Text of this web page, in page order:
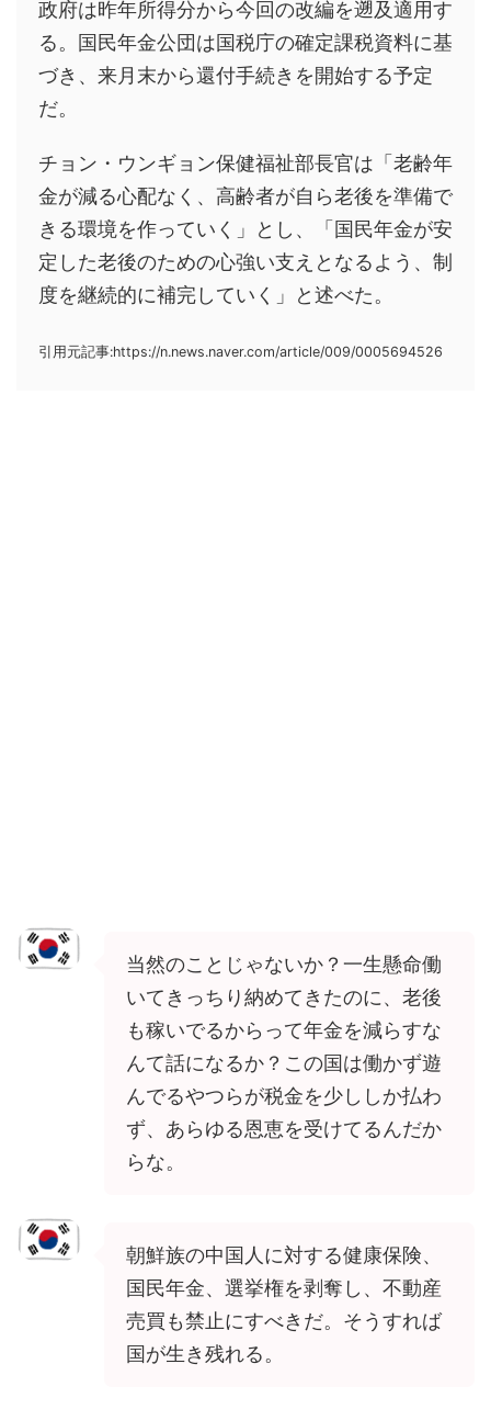
政府は昨年所得分から今回の改編を遡及適用す
る。国民年金公団は国税庁の確定課税資料に基
づき、来月末から還付手続きを開始する予定
だ。
チョン・ウンギョン保健福祉部長官は「老齢年
金が減る心配なく、高齢者が自ら老後を準備で
きる環境を作っていく」とし、「国民年金が安
定した老後のための心強い支えとなるよう、制
度を継続的に補完していく」と述べた。
引用元記事:https://n.news.naver.com/article/009/0005694526
当然のことじゃないか？一生懸命働
いてきっちり納めてきたのに、老後
も稼いでるからって年金を減らすな
んて話になるか？この国は働かず遊
んでるやつらが税金を少ししか払わ
ず、あらゆる恩恵を受けてるんだか
らな。
朝鮮族の中国人に対する健康保険、
国民年金、選挙権を剥奪し、不動産
売買も禁止にすべきだ。そうすれば
国が生き残れる。